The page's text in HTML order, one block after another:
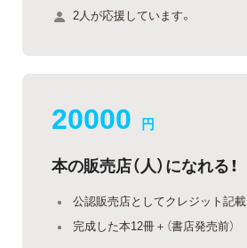
2人が応援しています。
20000 円
本の販売店（人）になれる！
公認販売店としてクレジット記載
完成した本12冊＋（書店発売前）